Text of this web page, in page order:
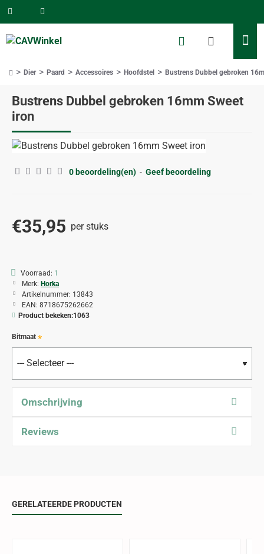
Bustrens Dubbel gebroken 16mm Sweet
iron
Dier Paard Accessoires Hoofdstel Bustrens Dubbel gebroken
0 beoordeling(en) - Geef beoordeling
€35,95 per stuks
Voorraad: 1
Merk: Horka
Artikelnummer: 13843
EAN: 8718675262662
Product bekeken:1063
Bitmaat
Omschrijving
Reviews
GERELATEERDE PRODUCTEN